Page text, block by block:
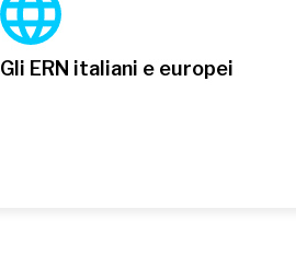
Gli ERN italiani e europei